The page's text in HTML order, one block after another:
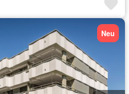
Neu